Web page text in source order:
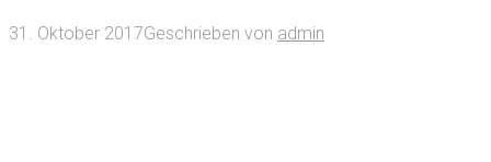
31. Oktober 2017Geschrieben von admin